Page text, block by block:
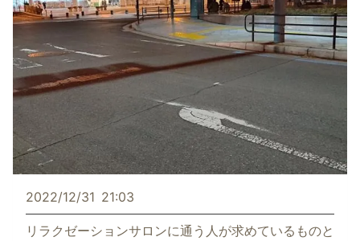
2022/12/31 21:03
リラクゼーションサロンに通う人が求めているものと